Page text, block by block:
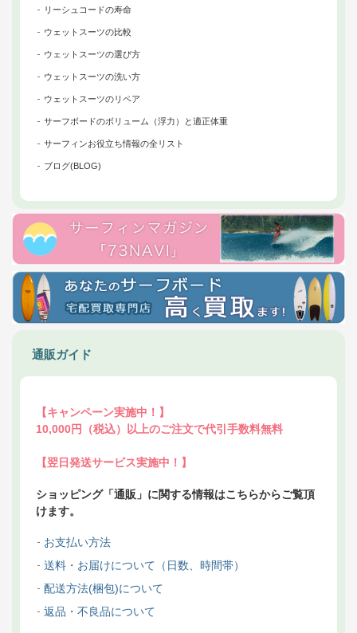
リーシュコードの寿命
ウェットスーツの比較
ウェットスーツの選び方
ウェットスーツの洗い方
ウェットスーツのリペア
サーフボードのボリューム（浮力）と適正体重
サーフィンお役立ち情報の全リスト
ブログ(BLOG)
通販ガイド
【キャンペーン実施中！】
10,000円（税込）以上のご注文で代引手数料無料
【翌日発送サービス実施中！】
ショッピング「通販」に関する情報はこちらからご覧頂
けます。
お支払い方法
送料・お届けについて（日数、時間帯）
配送方法(梱包)について
返品・不良品について